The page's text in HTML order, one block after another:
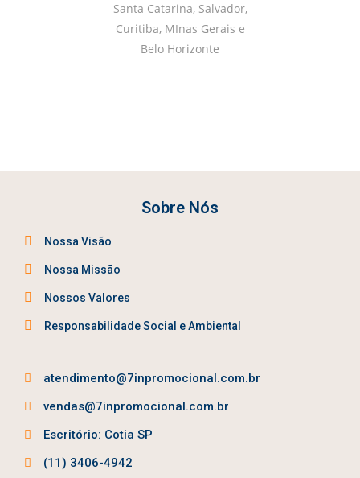
Sobre Nós
Nossa Visão
Nossa Missão
Nossos Valores
Responsabilidade Social e Ambiental
atendimento@7inpromocional.com.br
vendas@7inpromocional.com.br
Escritório: Cotia SP
(11) 3406-4942